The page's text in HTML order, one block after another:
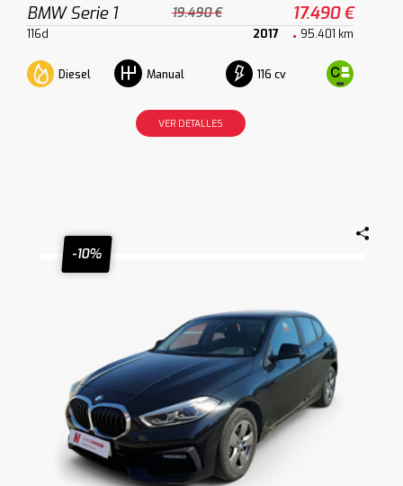
BMW Serie 1 19.490 € 17.490 €
116d 2017 95.401 km
Diesel Manual 116 cv
VER DETALLES
-10%